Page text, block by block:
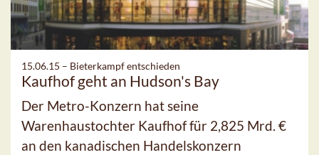
15.06.15 – Bieterkampf entschieden
Kaufhof geht an Hudson's Bay
Der Metro-Konzern hat seine
Warenhaustochter Kaufhof für 2,825 Mrd. €
an den kanadischen Handelskonzern